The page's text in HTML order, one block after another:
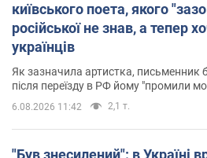
київського поета, якого
російської не знав, а тепер
українців
Як зазначила артистка, письменник
після переїзду в РФ йому "промили
6.08.2026 11:42 2,1 т.
"Був знесилений": в Україні